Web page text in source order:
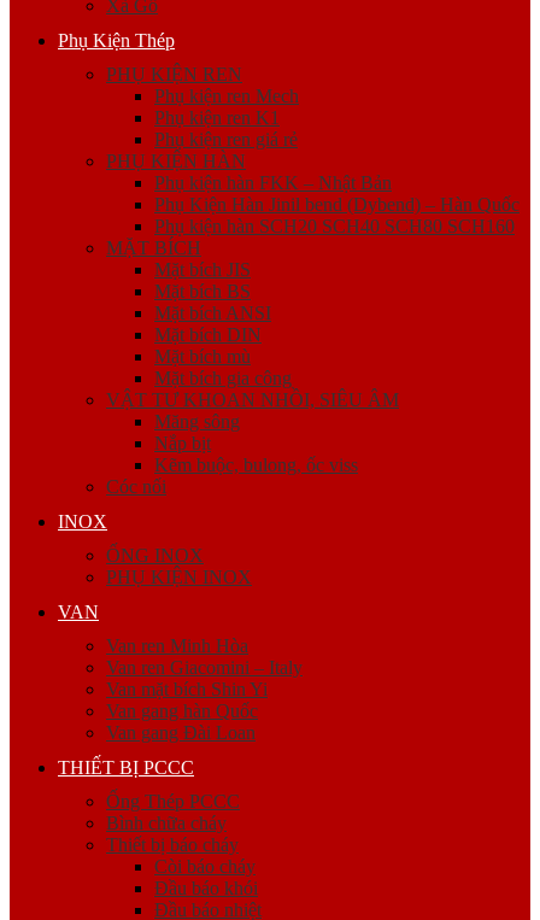
Xà Gồ
Phụ Kiện Thép
PHỤ KIỆN REN
Phụ kiện ren Mech
Phụ kiện ren K1
Phụ kiện ren giá rẻ
PHỤ KIỆN HÀN
Phụ kiện hàn FKK – Nhật Bản
Phụ Kiện Hàn Jinil bend (Dybend) – Hàn Quốc
Phụ kiện hàn SCH20 SCH40 SCH80 SCH160
MẶT BÍCH
Mặt bích JIS
Mặt bích BS
Mặt bích ANSI
Mặt bích DIN
Mặt bích mù
Mặt bích gia công
VẬT TƯ KHOAN NHỒI, SIÊU ÂM
Măng sông
Nắp bịt
Kẽm buộc, bulong, ốc viss
Cóc nối
INOX
ỐNG INOX
PHỤ KIỆN INOX
VAN
Van ren Minh Hòa
Van ren Giacomini – Italy
Van mặt bích Shin Yi
Van gang hàn Quốc
Van gang Đài Loan
THIẾT BỊ PCCC
Ống Thép PCCC
Bình chữa cháy
Thiết bị báo cháy
Còi báo cháy
Đầu báo khói
Đầu báo nhiệt